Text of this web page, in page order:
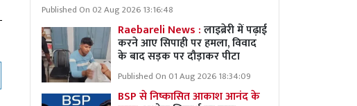
Published On 02 Aug 2026 13:16:48
Raebareli News :लाइब्रेरी में पढ़ाई
करने आए सिपाही पर हमला, विवाद
के बाद सड़क पर दौड़ाकर पीटा
Published On 01 Aug 2026 18:34:09
BSP से निष्कासित आकाश आनंद के